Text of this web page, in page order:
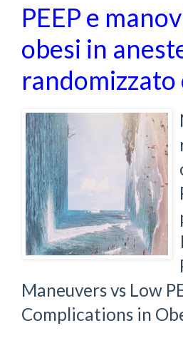
PEEP e
obesi in
Maneuvers vs Low
Complications in